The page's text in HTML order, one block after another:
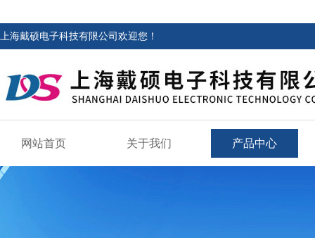
上海戴硕电子科技有限公司欢迎您！
网站首页 关于我们 产品中心